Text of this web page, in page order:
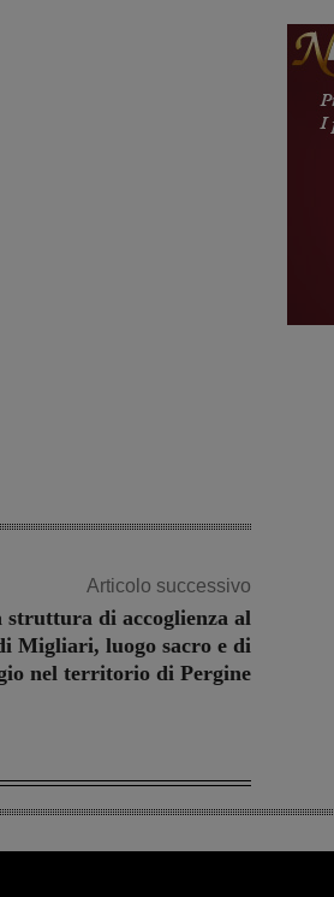
Articolo successivo
struttura di accoglienza al
Migliari, luogo sacro e di
nel territorio di Pergine